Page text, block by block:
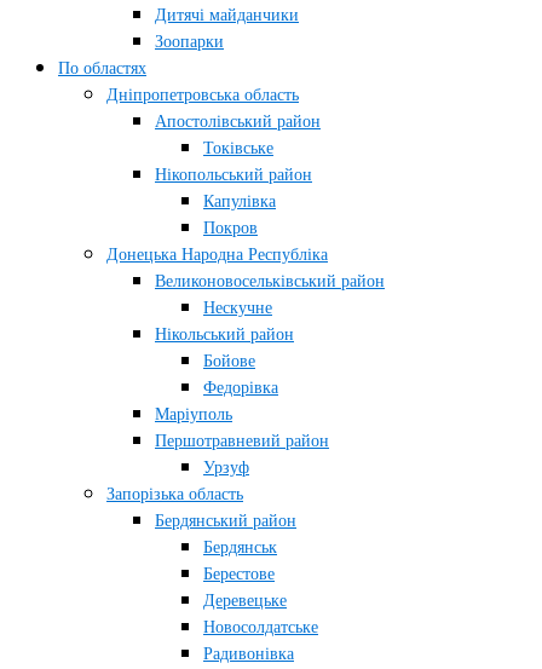
Дитячі майданчики
Зоопарки
По областях
Дніпропетровська область
Апостолівський район
Токівське
Нікопольський район
Капулівка
Покров
Донецька Народна Республіка
Великоновосельківський район
Нескучне
Нікольський район
Бойове
Федорівка
Маріуполь
Першотравневий район
Урзуф
Запорізька область
Бердянський район
Бердянськ
Берестове
Деревецьке
Новосолдатське
Радивонівка